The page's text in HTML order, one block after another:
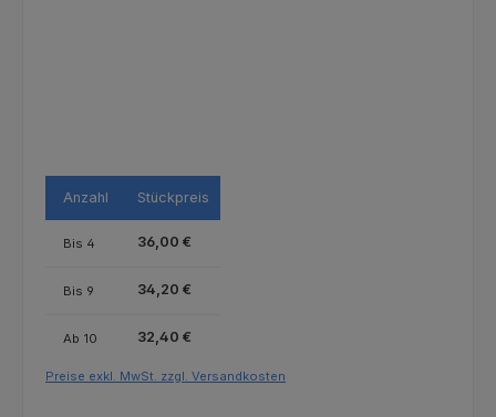
Anzahl Stückpreis
Bis 4 36,00 €
Bis 9 34,20 €
Ab 10 32,40 €
Preise exkl. MwSt. zzgl. Versandkosten